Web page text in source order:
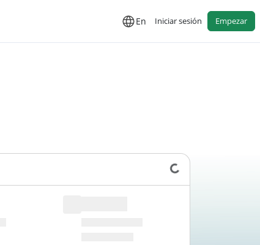
En Iniciar sesión Empezar
Cargando datos...